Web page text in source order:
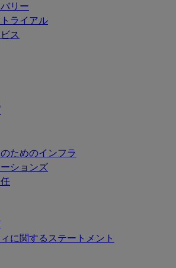
リー
ライアル
ス
ためのインフラ
ションズ
に関するステートメント